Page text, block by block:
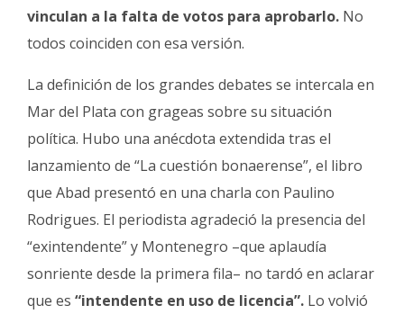
vinculan a la falta de votos para aprobarlo. No
todos coinciden con esa versión.
La definición de los grandes debates se intercala en
Mar del Plata con grageas sobre su situación
política. Hubo una anécdota extendida tras el
lanzamiento de “La cuestión bonaerense”, el libro
que Abad presentó en una charla con Paulino
Rodrigues. El periodista agradeció la presencia del
“exintendente” y Montenegro –que aplaudía
sonriente desde la primera fila– no tardó en aclarar
que es “intendente en uso de licencia”. Lo volvió